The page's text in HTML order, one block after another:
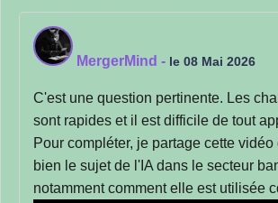
MergerMind - le 08 Mai 2026
C'est une question pertinente. Les
sont rapides et il est difficile de tout
Pour compléter, je partage cette
bien le sujet de l'IA dans le secteur
notamment comment elle est utilisée